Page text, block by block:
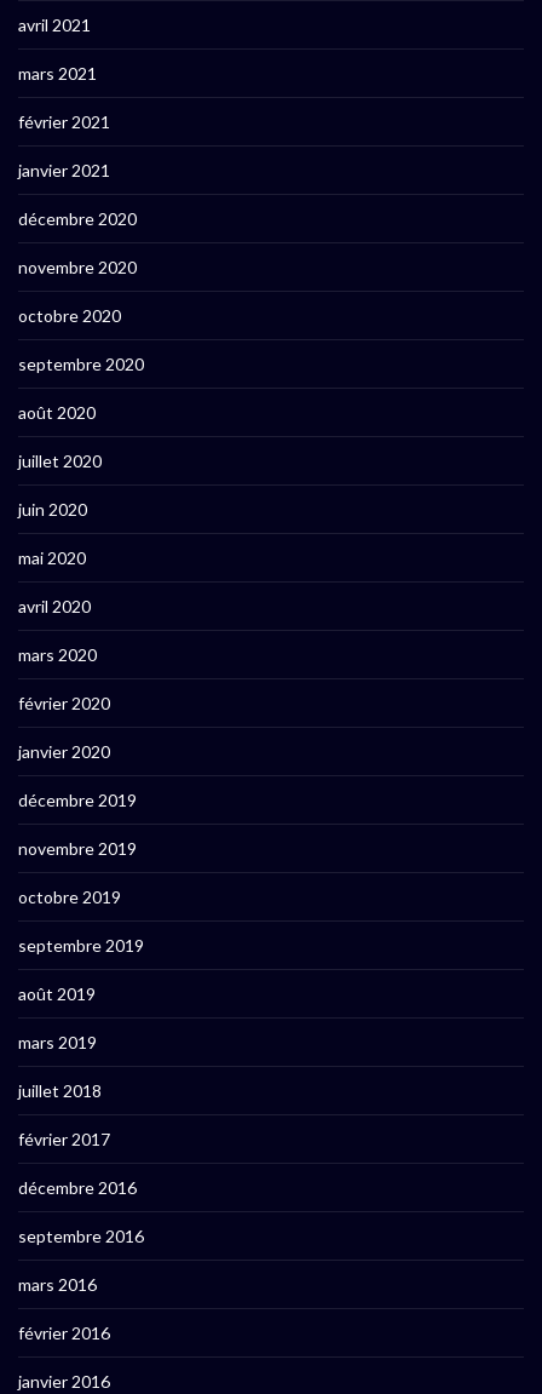
avril 2021
mars 2021
février 2021
janvier 2021
décembre 2020
novembre 2020
octobre 2020
septembre 2020
août 2020
juillet 2020
juin 2020
mai 2020
avril 2020
mars 2020
février 2020
janvier 2020
décembre 2019
novembre 2019
octobre 2019
septembre 2019
août 2019
mars 2019
juillet 2018
février 2017
décembre 2016
septembre 2016
mars 2016
février 2016
janvier 2016